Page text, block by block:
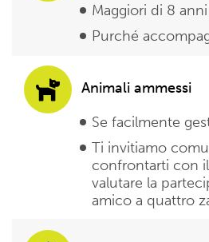
Maggiori di 8 anni
Purché
Animali ammessi
Se facilmente
Ti invitiamo
confrontarti con
valutare la
amico a quattro